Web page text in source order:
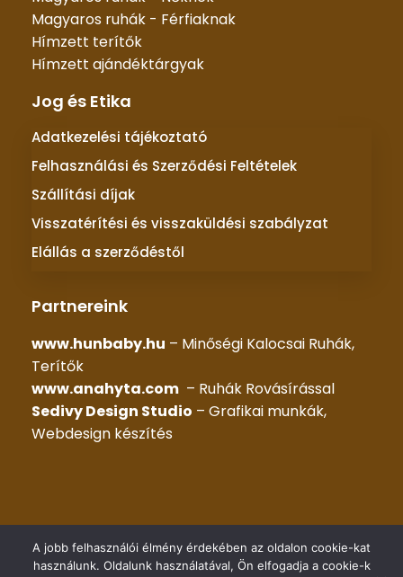
Magyaros ruhák - Férfiaknak
Hímzett terítők
Hímzett ajándéktárgyak
Jog és Etika
Adatkezelési tájékoztató
Felhasználási és Szerződési Feltételek
Szállítási díjak
Visszatérítési és visszaküldési szabályzat
Elállás a szerződéstől
Partnereink
www.hunbaby.hu – Minőségi Kalocsai Ruhák,
Terítők
www.anahyta.com – Ruhák Rovásírással
Sedivy Design Studio – Grafikai munkák,
Webdesign készítés
© 2025 –KALOCSAI RUHÁK– Minden jog fenntartva |
Készítette::HG WEB Kft.
A jobb felhasználói élmény érdekében az oldalon cookie-kat
használunk. Oldalunk használatával, Ön elfogadja a cookie-k